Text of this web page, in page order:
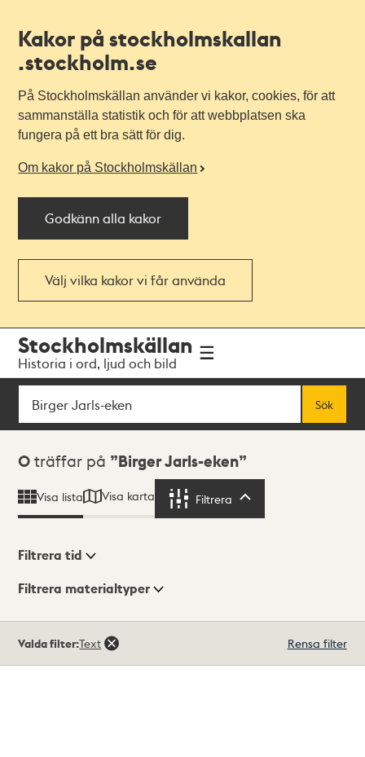
Kakor på stockholmskallan
.stockholm.se
På Stockholmskällan använder vi kakor, cookies, för att
sammanställa statistik och för att webbplatsen ska
fungera på ett bra sätt för dig.
Om kakor på Stockholmskällan
Godkänn alla kakor
Välj vilka kakor vi får använda
navigationen
huvudinnehållet
Stockholmskällan
Historia i ord, ljud och bild
Sök
Sök
Sökresultat
0 träffar på Birger Jarls-eken
Visa lista Visa karta Filtrera
Visningsläge
Filtrera tid
Filtrera materialtyper
träffar
Valda filter:Text Rensa filter